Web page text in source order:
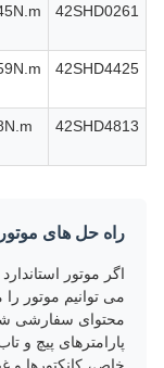
42SHD0261
42SHD4425
42SHD4813
راه حل های
اگر موتور
می توانیم موتور
محتوای سفارشی
پارامترهای پیچ و
خاص، کانکتورها و